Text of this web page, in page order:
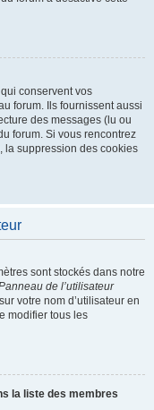
conservent vos
forum. Ils fournissent aussi
des messages (lu ou
forum. Si vous rencontrez
la suppression des cookies
sont stockés dans notre
de l’utilisateur
votre nom d’utilisateur en
modifier tous les
la liste des membres